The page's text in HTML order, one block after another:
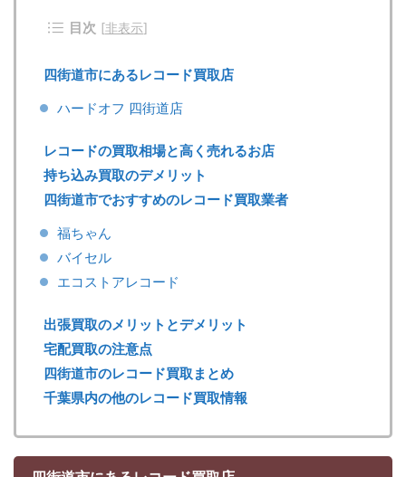
目次 [非表示]
四街道市にあるレコード買取店
ハードオフ 四街道店
レコードの買取相場と高く売れるお店
持ち込み買取のデメリット
四街道市でおすすめのレコード買取業者
福ちゃん
バイセル
エコストアレコード
出張買取のメリットとデメリット
宅配買取の注意点
四街道市のレコード買取まとめ
千葉県内の他のレコード買取情報